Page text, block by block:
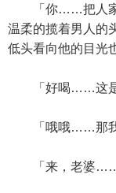
「你……把人家
温柔的揽着男人的
低头看向他的目光
「好喝……这是我
「哦哦……那我
「来，老婆……